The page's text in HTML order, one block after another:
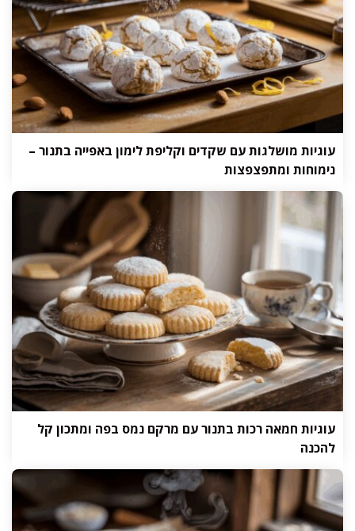
עוגיות מושלגות עם שקדים וקליפת לימון באפייה בתנור –
נימוחות ומתפצפצות
עוגיות חמאה רכות בתנור עם מרקם נמס בפה ומתכון קל
להכנה